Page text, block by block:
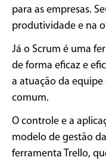
para as empresas.
produtividade e na
Já o Scrum é uma
de forma eficaz e
a atuação da
comum.
O controle e a
modelo de gestão
ferramenta Trello,